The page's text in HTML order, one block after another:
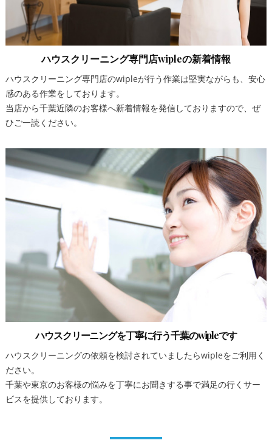
ハウスクリーニング専門店wipleの新着情報
ハウスクリーニング専門店のwipleが行う作業は堅実ながらも、安心
感のある作業をしております。
当店から千葉近隣のお客様へ新着情報を発信しておりますので、ぜ
ひご一読ください。
ハウスクリーニングを丁寧に行う千葉のwipleです
ハウスクリーニングの依頼を検討されていましたらwipleをご利用く
ださい。
千葉や東京のお客様の悩みを丁寧にお聞きする事で満足の行くサー
ビスを提供しております。